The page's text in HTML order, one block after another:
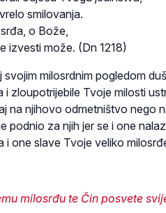
smilovanja.
o Bože,
izvesti može. (Dn 1218)
svojim milosrdnim pogledom
i zloupotrijebile Tvoje milosti
na njihovo odmetništvo nego
podnio za njih jer se i one
i one slave Tvoje veliko
milosrđu te Čin posvete